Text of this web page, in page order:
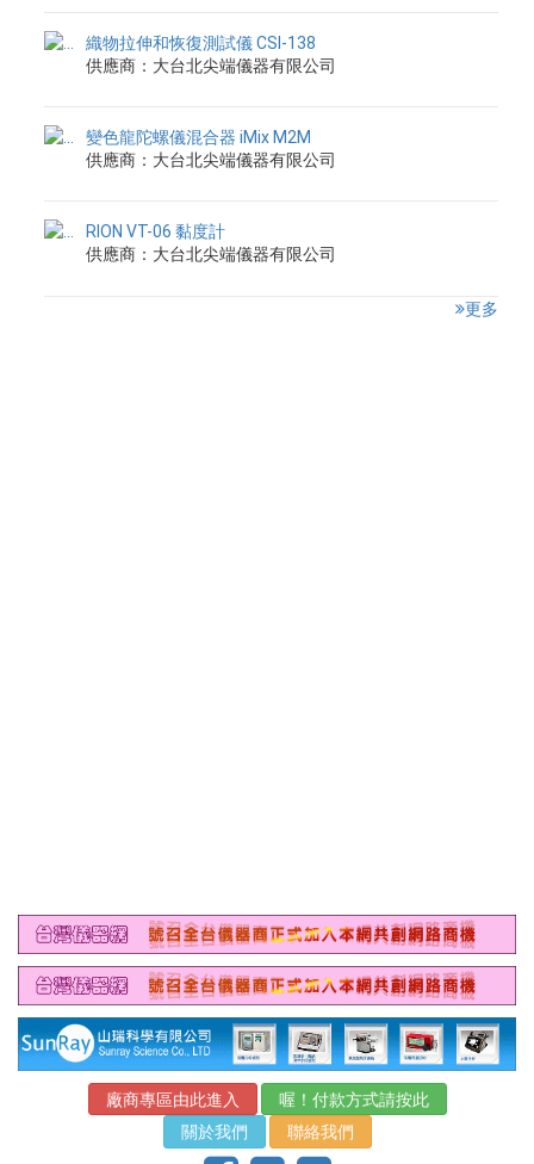
織物拉伸和恢復測試儀 CSI-138
供應商：大台北尖端儀器有限公司
變色龍陀螺儀混合器 iMix M2M
供應商：大台北尖端儀器有限公司
RION VT-06 黏度計
供應商：大台北尖端儀器有限公司
更多
廠商專區由此進入
喔！付款方式請按此
關於我們
聯絡我們